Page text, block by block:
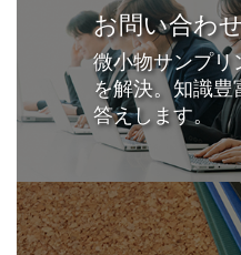
お問い合わ
微小物サンプリ
を解決。知識豊
答えします。